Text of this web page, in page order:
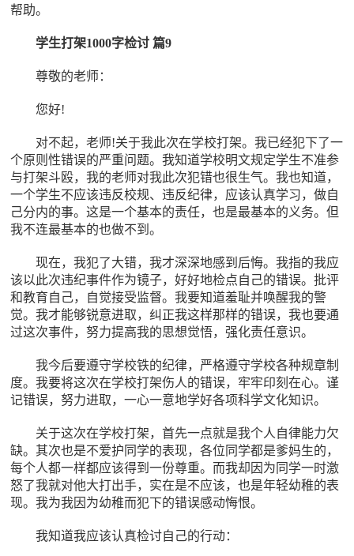
帮助。
学生打架1000字检讨 篇9
尊敬的老师：
您好!
对不起，老师!关于我此次在学校打架。我已经犯下了一
个原则性错误的严重问题。我知道学校明文规定学生不准参
与打架斗殴，我的老师对我此次犯错也很生气。我也知道，
一个学生不应该违反校规、违反纪律，应该认真学习，做自
己分内的事。这是一个基本的责任，也是最基本的义务。但
我不连最基本的也做不到。
现在，我犯了大错，我才深深地感到后悔。我指的我应
该以此次违纪事件作为镜子，好好地检点自己的错误。批评
和教育自己，自觉接受监督。我要知道羞耻并唤醒我的警
觉。我才能够锐意进取，纠正我这样那样的错误，我也要通
过这次事件，努力提高我的思想觉悟，强化责任意识。
我今后要遵守学校铁的纪律，严格遵守学校各种规章制
度。我要将这次在学校打架伤人的错误，牢牢印刻在心。谨
记错误，努力进取，一心一意地学好各项科学文化知识。
关于这次在学校打架，首先一点就是我个人自律能力欠
缺。其次也是不爱护同学的表现，各位同学都是爹妈生的，
每个人都一样都应该得到一份尊重。而我却因为同学一时激
怒了我就对他大打出手，实在是不应该，也是年轻幼稚的表
现。我为我因为幼稚而犯下的错误感动悔恨。
我知道我应该认真检讨自己的行动：